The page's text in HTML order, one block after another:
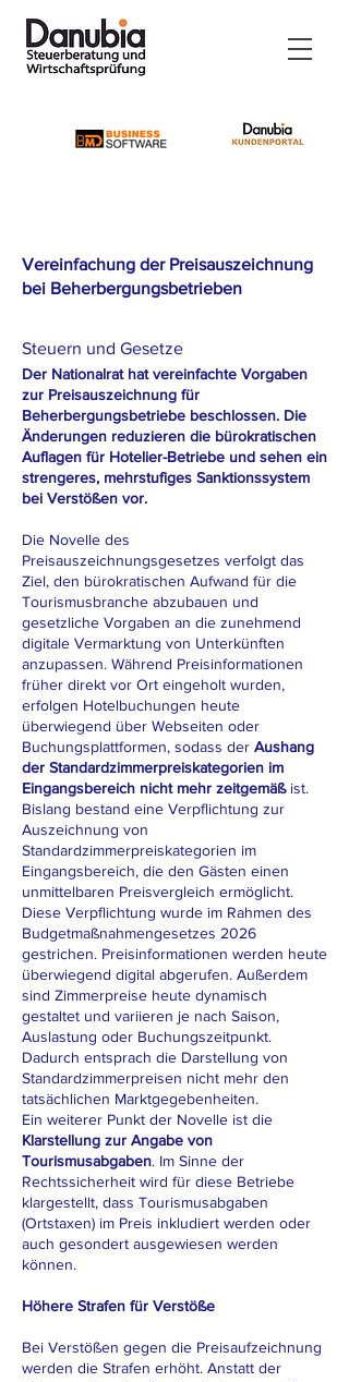
Vereinfachung der Preisauszeichnung
bei Beherbergungsbetrieben
Steuern und Gesetze
Der Nationalrat hat vereinfachte Vorgaben
zur Preisauszeichnung für
Beherbergungsbetriebe beschlossen. Die
Änderungen reduzieren die bürokratischen
Auflagen für Hotelier-Betriebe und sehen ein
strengeres, mehrstufiges Sanktionssystem
bei Verstößen vor.
Die Novelle des
Preisauszeichnungsgesetzes verfolgt das
Ziel, den bürokratischen Aufwand für die
Tourismusbranche abzubauen und
gesetzliche Vorgaben an die zunehmend
digitale Vermarktung von Unterkünften
anzupassen. Während Preisinformationen
früher direkt vor Ort eingeholt wurden,
erfolgen Hotelbuchungen heute
überwiegend über Webseiten oder
Buchungsplattformen, sodass der Aushang
der Standardzimmerpreiskategorien im
Eingangsbereich nicht mehr zeitgemäßist.
Bislang bestand eine Verpflichtung zur
Auszeichnung von
Standardzimmerpreiskategorien im
Eingangsbereich, die den Gästen einen
unmittelbaren Preisvergleich ermöglicht.
Diese Verpflichtung wurde im Rahmen des
Budgetmaßnahmengesetzes 2026
gestrichen. Preisinformationen werden heute
überwiegend digital abgerufen. Außerdem
sind Zimmerpreise heute dynamisch
gestaltet und variieren je nach Saison,
Auslastung oder Buchungszeitpunkt.
Dadurch entsprach die Darstellung von
Standardzimmerpreisen nicht mehr den
tatsächlichen Marktgegebenheiten.
Ein weiterer Punkt der Novelle ist die
Klarstellung zur Angabe von
Tourismusabgaben. Im Sinne der
Rechtssicherheit wird für diese Betriebe
klargestellt, dass Tourismusabgaben
(Ortstaxen) im Preis inkludiert werden oder
auch gesondert ausgewiesen werden
können.
Höhere Strafen für Verstöße
Bei Verstößen gegen die Preisaufzeichnung
werden die Strafen erhöht. Anstatt der